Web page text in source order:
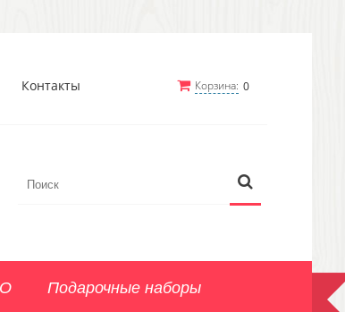
Корзина: 0
Контакты
Подарочные наборы